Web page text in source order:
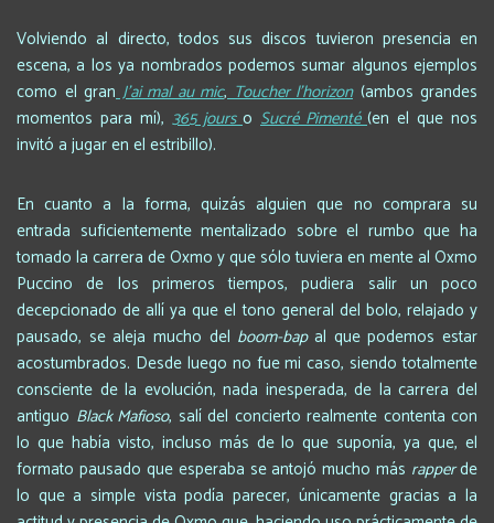
Volviendo al directo, todos sus discos tuvieron presencia en
escena, a los ya nombrados podemos sumar algunos ejemplos
como el granJ’ai mal au mic,Toucher l’horizon(ambos grandes
momentos para mí), 365 jourso Sucré Pimenté(en el que nos
invitó a jugar en el estribillo).
En cuanto a la forma, quizás alguien que no comprara su
entrada suficientemente mentalizado sobre el rumbo que ha
tomado la carrera de Oxmo y que sólo tuviera en mente al Oxmo
Puccino de los primeros tiempos, pudiera salir un poco
decepcionado de allí ya que el tono general del bolo, relajado y
pausado, se aleja mucho del boom-bapal que podemos estar
acostumbrados. Desde luego no fue mi caso, siendo totalmente
consciente de la evolución, nada inesperada, de la carrera del
antiguo Black Mafioso, salí del concierto realmente contenta con
lo que había visto, incluso más de lo que suponía, ya que, el
formato pausado que esperaba se antojó mucho más rapperde
lo que a simple vista podía parecer, únicamente gracias a la